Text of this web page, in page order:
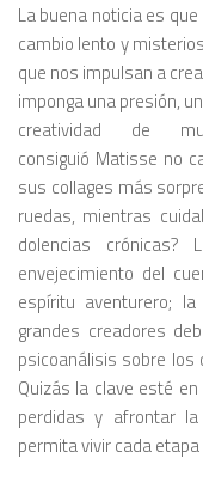
La buena noticia es
cambio lento y
que nos impulsan a
imponga una presión,
creatividad de
consiguió Matisse no
sus collages más
ruedas, mientras
dolencias
envejecimiento del
espíritu aventurero;
grandes creadores
psicoanálisis sobre los
Quizás la clave esté
perdidas y afrontar
permita vivir cada